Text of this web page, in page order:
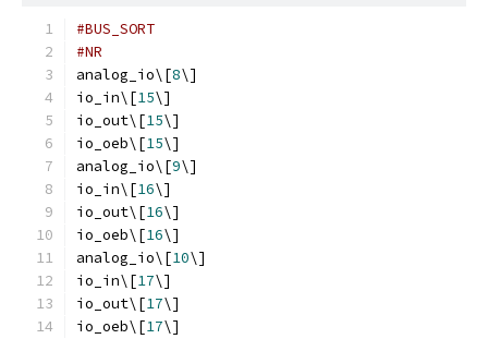
#BUS_SORT
#NR
analog_io\[8\]
io_in\[15\]
io_out\[15\]
io_oeb\[15\]
analog_io\[9\]
io_in\[16\]
io_out\[16\]
io_oeb\[16\]
analog_io\[10\]
io_in\[17\]
io_out\[17\]
io_oeb\[17\]